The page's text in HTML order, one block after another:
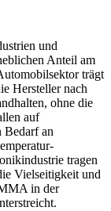
und
Anteil am
trägt
Hersteller nach
ohne die
auf
Bedarf an
tragen
Vielseitigkeit und
in der